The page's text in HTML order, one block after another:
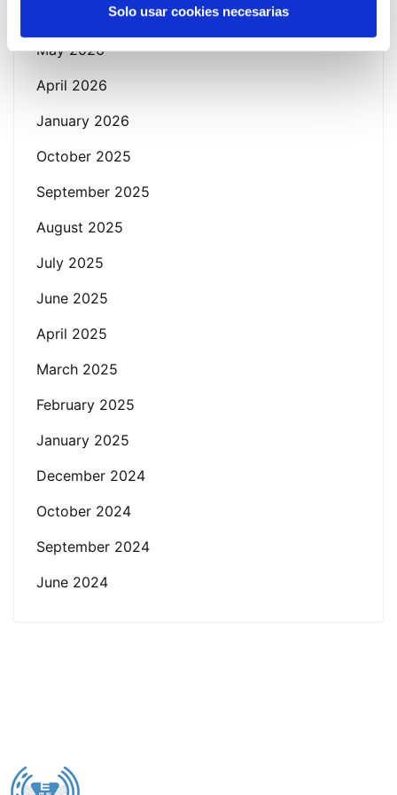
Solo usar cookies necesarias
May 2026
April 2026
January 2026
October 2025
September 2025
August 2025
July 2025
June 2025
April 2025
March 2025
February 2025
January 2025
December 2024
October 2024
September 2024
June 2024